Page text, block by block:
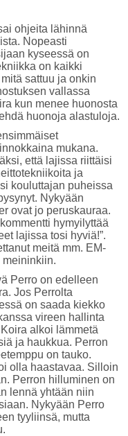
ohjeita lähinnä
Nopeasti
kyseessä on
on kaikki
sattuu ja onkin
vallassa
kun menee huonosta
huonoja alastuloja.
mukana.
että lajissa riittäisi
ja
kouluttajan puheissa
Nykyään
ovat jo peruskauraa.
hymyilyttää
lajissa tosi hyviä!”.
meitä mm. EM-
Perro on edelleen
Jos Perrolta
on saada kiekko
vireen hallinta
alkoi lämmetä
ja haukkua. Perron
on tauko.
olla haastavaa. Silloin
Perron hilluminen on
lennä yhtään niin
Nykyään Perro
tyyliinsä, mutta